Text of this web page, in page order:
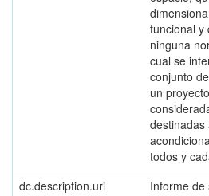
funcional y
ninguna
cual se
conjunto
un
todos y
dc.description.uri
Informe de